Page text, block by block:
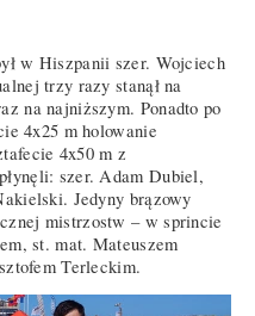
w Hiszpanii szer. Wojciech
trzy razy stanął na
na najniższym. Ponadto po
4x25 m holowanie
4x50 m z
szer. Adam Dubiel,
Jedyny brązowy
mistrzostw – w sprincie
st. mat. Mateuszem
Terleckim.